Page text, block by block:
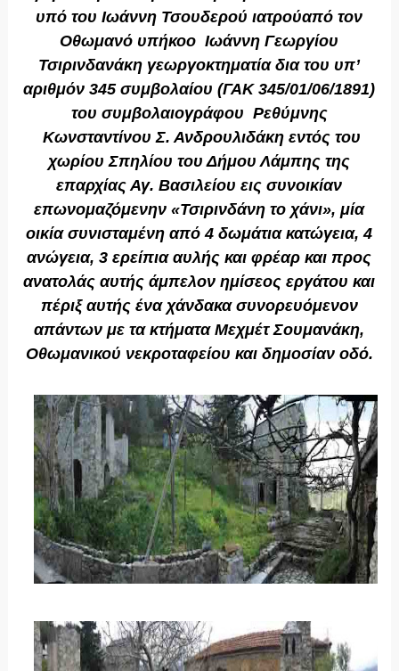
υπό τουΙωάννη Τσουδερού ιατρούαπό τον
Οθωμανό υπήκοο Ιωάννη Γεωργίου
Τσιρινδανάκη γεωργοκτηματία δια του υπ’
αριθμόν 345 συμβολαίου (ΓΑΚ 345/01/06/1891)
του συμβολαιογράφου Ρεθύμνης
Κωνσταντίνου Σ. Ανδρουλιδάκη εντός του
χωρίου Σπηλίου του Δήμου Λάμπης της
επαρχίας Αγ. Βασιλείου εις συνοικίαν
επωνομαζόμενην «Τσιρινδάνη το χάνι», μία
οικία συνισταμένη από 4 δωμάτια κατώγεια, 4
ανώγεια, 3 ερείπια αυλής και φρέαρ και προς
ανατολάς αυτής άμπελον ημίσεος εργάτου και
πέριξ αυτής ένα χάνδακα συνορευόμενον
απάντων με τα κτήματα Μεχμέτ Σουμανάκη,
Οθωμανικού νεκροταφείου και δημοσίαν οδό.